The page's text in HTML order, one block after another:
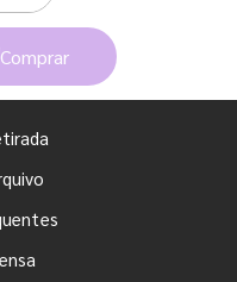
Comprar